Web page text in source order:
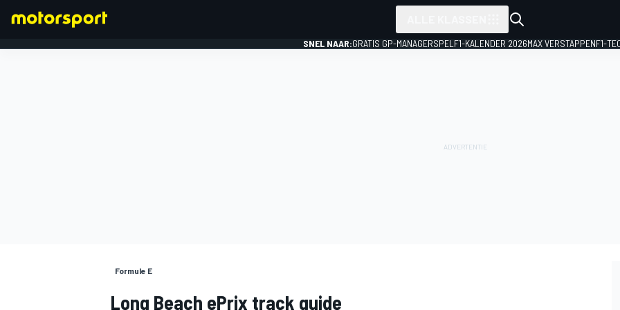
SNEL NAAR:GRATIS GP-MANAGERSPEL F1-KALENDER 2026MAX VERSTAPPENF1-
Formule E
Long Beach ePrix track guide